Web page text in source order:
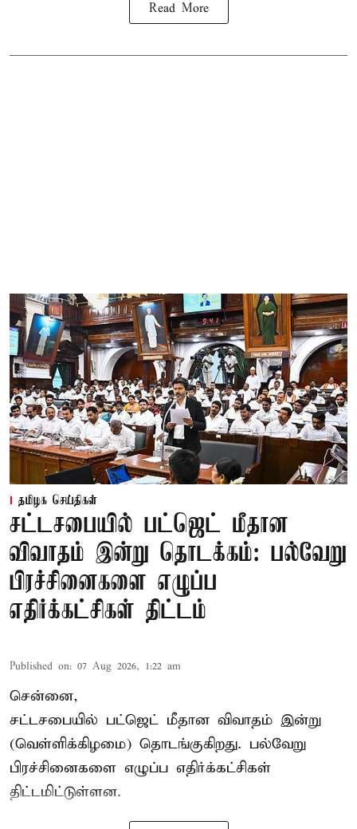
Read More
தமிழக செய்திகள்
சட்டசபையில் பட்ஜெட் மீதான
விவாதம் இன்று தொடக்கம்: பல்வேறு
பிரச்சினைகளை எழுப்ப
எதிர்க்கட்சிகள் திட்டம்
Published on: 07 Aug 2026, 1:22 am
சென்னை,
சட்டசபையில் பட்ஜெட் மீதான விவாதம் இன்று
(வெள்ளிக்கிழமை) தொடங்குகிறது. பல்வேறு
பிரச்சினைகளை எழுப்ப எதிர்க்கட்சிகள்
திட்டமிட்டுள்ளன.